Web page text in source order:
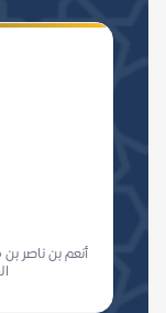
أنعم بن ناصر